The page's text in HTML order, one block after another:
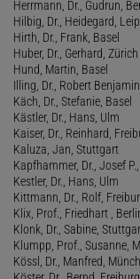
Herrmann, Dr., Gudrun,
Hilbig, Dr., Heidegard,
Hirth, Dr., Frank, Basel
Huber, Dr., Gerhard, Zürich
Hund, Martin, Basel
Illing, Dr., Robert
Käch, Dr., Stefanie, Basel
Kästler, Dr., Hans, Ulm
Kaiser, Dr., Reinhard,
Kaluza, Jan, Stuttgart
Kapfhammer, Dr., Josef
Kestler, Dr., Hans, Ulm
Kittmann, Dr., Rolf,
Klix, Prof., Friedhart ,
Klonk, Dr., Sabine,
Klumpp, Prof., Susanne,
Kössl, Dr., Manfred,